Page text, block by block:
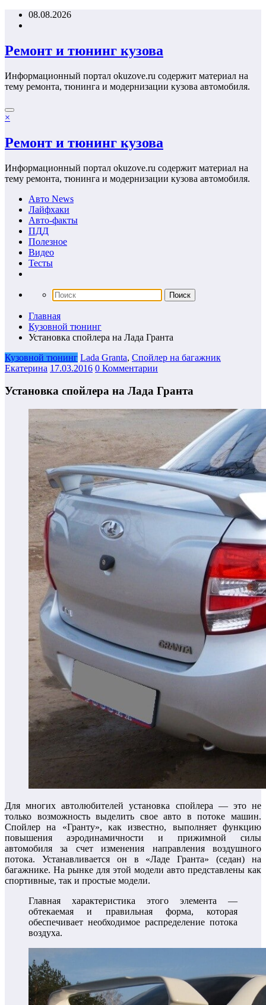
Перейти08.08.2026
Ремонт и тюнинг кузова
Информационный портал okuzove.ru содержит материал на
тему ремонта, тюнинга и модернизации кузова автомобиля.
×
Ремонт и тюнинг кузова
Информационный портал okuzove.ru содержит материал на
тему ремонта, тюнинга и модернизации кузова автомобиля.
Авто News
Лайфхаки
Авто-факты
ПДД
Полезное
Видео
Тесты
Главная
Кузовной тюнинг
Установка спойлера на Лада Гранта
Кузовной тюнинг Lada Granta, Спойлер на багажник
Екатерина 17.03.2016 0 Комментарии
Установка спойлера на Лада Гранта
Для многих автолюбителей установка спойлера — это не
только возможность выделить свое авто в потоке машин.
Спойлер на «Гранту», как известно, выполняет функцию
повышения аэродинамичности и прижимной силы
автомобиля за счет изменения направления воздушного
потока. Устанавливается он в «Ладе Гранта» (седан) на
багажнике. На рынке для этой модели авто представлены как
спортивные, так и простые модели.
Главная характеристика этого элемента —
обтекаемая и правильная форма, которая
обеспечивает необходимое распределение потока
воздуха.